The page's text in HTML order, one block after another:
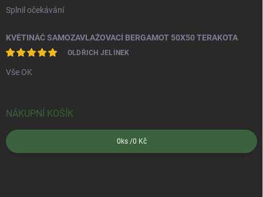
Splnil očekávání
KVĚTINÁČ SAMOZAVLAŽOVACÍ BERGAMOT 50X50 TERAKOTA
OLDŘICH JELÍNEK
Vše OK
NÁKUPNÍ KOŠÍK
0ks /0 Kč